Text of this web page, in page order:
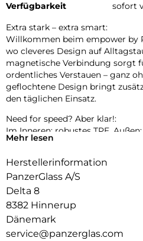
Verfügbarkeit
sofort
Extra stark – extra smart:
Willkommen beim empower by
wo cleveres Design auf
magnetische Verbindung sorgt
ordentliches Verstauen – ganz
geflochtene Design bringt
den täglichen Einsatz.
Need for speed? Aber klar!:
Im Inneren: robustes TPE.
Schicht für ein hochwertiges
ordentlich und mit einem Hauch
Beste: Es besteht komplett aus
Mehr lesen
Herstellerinformation
PanzerGlass A/S
Delta 8
8382 Hinnerup
Dänemark
service@panzerglas.com